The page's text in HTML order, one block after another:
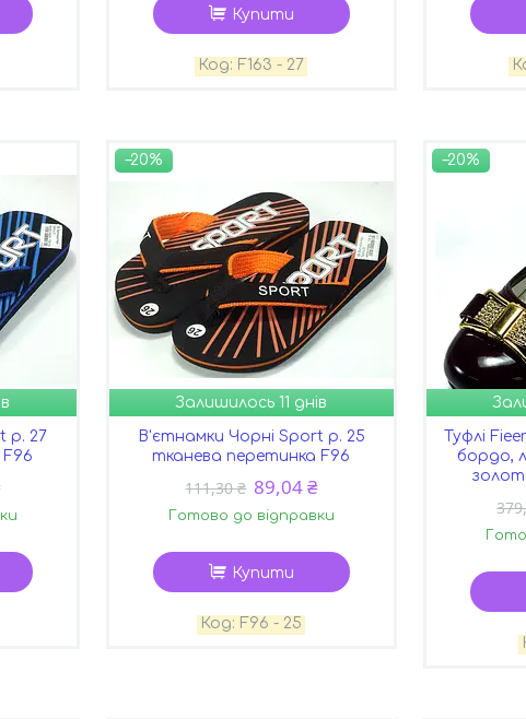
Купити
F163 - 27
р. 27
–20%
Залишилось 11 днів
В'єтнамки Чорні Sport р. 25
тканева перетинка F96
111,30 ₴ 89,04 ₴
Готово до відправки
Купити
F96 - 25
–20%
Туфлі
бордо,